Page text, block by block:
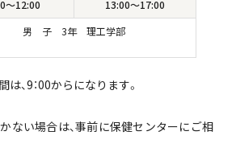
～12:00
13:00～17:00
男 子 3年 理工学部
、9：00からになります。
ない場合は、事前に保健センターにご相